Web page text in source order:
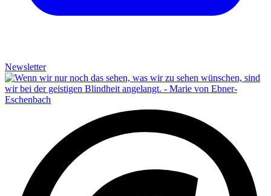
Newsletter